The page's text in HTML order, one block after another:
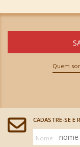
Quem
CADASTRE-SE E
Nome